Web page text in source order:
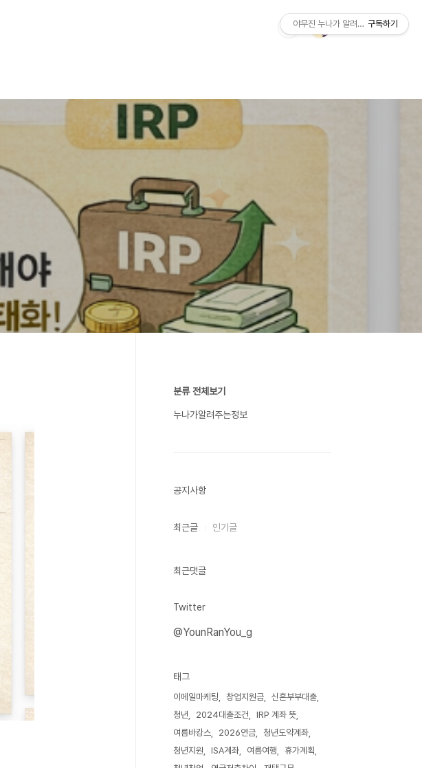
분류 전체보기
누나가알려주는정보
공지사항
최근글 인기글
최근댓글
Twitter
@YounRanYou_g
태그
이메일마케팅 창업지원금
신혼부부대출
청년
2024대출조건
IRP 계좌 뜻
여름바캉스
2026연금
청년도약계좌
청년지원
ISA계좌 여름여행
휴가계획
야무진 누나가 알려주는 정보
구독하기